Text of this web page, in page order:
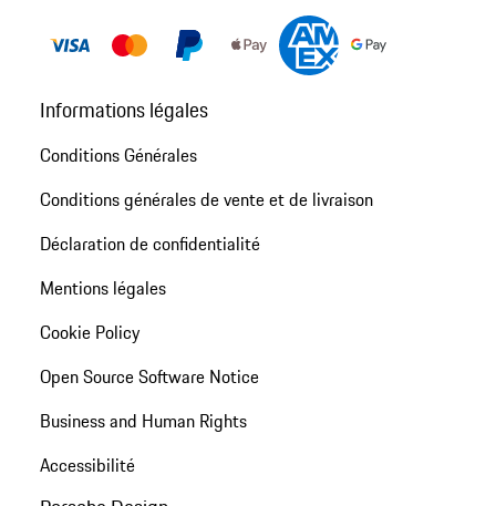
Informations légales
Conditions Générales
Conditions générales de vente et de livraison
Déclaration de confidentialité
Mentions légales
Cookie Policy
Open Source Software Notice
Business and Human Rights
Accessibilité